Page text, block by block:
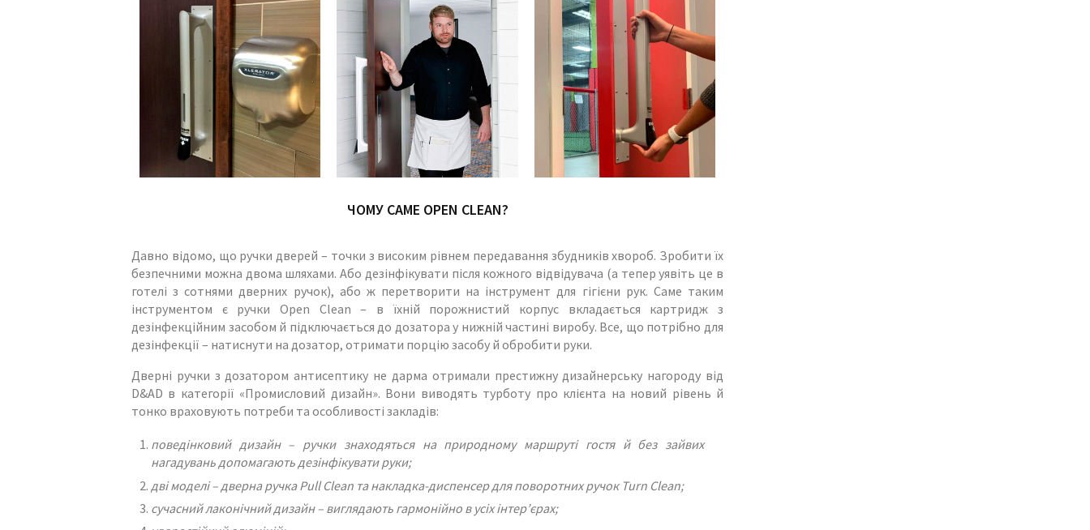
ЧОМУ САМЕ OPEN CLEAN?
Давно відомо, що ручки дверей – точки з високим рівнем передавання збудників хвороб. Зробити їх
безпечними можна двома шляхами. Або дезінфікувати після кожного відвідувача (а тепер уявіть це в
готелі з сотнями дверних ручок), або ж перетворити на інструмент для гігієни рук. Саме таким
інструментом є ручки Open Clean – в їхній порожнистий корпус вкладається картридж з
дезінфекційним засобом й підключається до дозатора у нижній частині виробу. Все, що потрібно для
дезінфекції – натиснути на дозатор, отримати порцію засобу й обробити руки.
Дверні ручки з дозатором антисептику не дарма отримали престижну дизайнерську нагороду від
D&AD в категорії «Промисловий дизайн». Вони виводять турботу про клієнта на новий рівень й
тонко враховують потреби та особливості закладів:
поведінковий дизайн – ручки знаходяться на природному маршруті гостя й без зайвих
нагадувань допомагають дезінфікувати руки;
дві моделі – дверна ручкаPull Clean та накладка-диспенсер для поворотних ручок Turn Clean;
сучасний лаконічний дизайн – виглядають гармонійно в усіх інтер’єрах;